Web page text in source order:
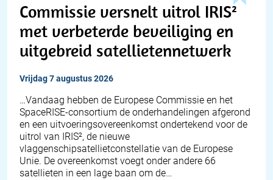
Commissie versnelt uitrol IRIS²
met verbeterde beveiliging en
uitgebreid satellietennetwerk
vrijdag 7 augustus 2026
…Vandaag hebben de Europese Commissie en het
SpaceRISE-consortium de onderhandelingen afgerond
en een uitvoeringsovereenkomst ondertekend voor de
uitrol van IRIS², de nieuwe
vlaggenschipsatellietconstellatie van de Europese
Unie. De overeenkomst voegt onder andere 66
satellieten in een lage baan om de…